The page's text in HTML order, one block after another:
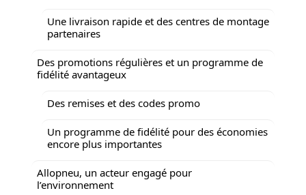
Une livraison rapide et des centres de montage
partenaires
Des promotions régulières et un programme de
fidélité avantageux
Des remises et des codes promo
Un programme de fidélité pour des économies
encore plus importantes
Allopneu, un acteur engagé pour
l’environnement